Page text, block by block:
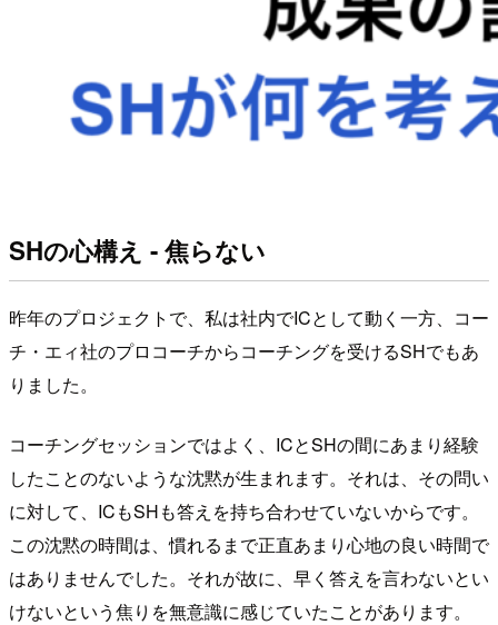
SHの心構え - 焦らない
昨年のプロジェクトで、私は社内でICとして動く一方、コー
チ・エィ社のプロコーチからコーチングを受けるSHでもあ
りました。
コーチングセッションではよく、ICとSHの間にあまり経験
したことのないような沈黙が生まれます。それは、その問い
に対して、ICもSHも答えを持ち合わせていないからです。
この沈黙の時間は、慣れるまで正直あまり心地の良い時間で
はありませんでした。それが故に、早く答えを言わないとい
けないという焦りを無意識に感じていたことがあります。